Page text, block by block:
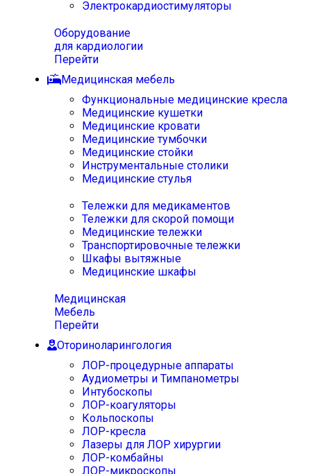
Электрокардиостимуляторы
Оборудование
для кардиологии
Перейти
Медицинская мебель
Функциональные медицинские кресла
Медицинские кушетки
Медицинские кровати
Медицинские тумбочки
Медицинские стойки
Инструментальные столики
Медицинские стулья
Тележки для медикаментов
Тележки для скорой помощи
Медицинские тележки
Транспортировочные тележки
Шкафы вытяжные
Медицинские шкафы
Медицинская
Мебель
Перейти
Оториноларингология
ЛОР-процедурные аппараты
Аудиометры и Тимпанометры
Интубоскопы
ЛОР-коагуляторы
Кольпоскопы
ЛОР-кресла
Лазеры для ЛОР хирургии
ЛОР-комбайны
ЛОР-микроскопы